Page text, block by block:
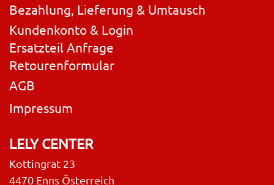
Bezahlung, Lieferung & Umtausch
Kundenkonto & Login
Ersatzteil Anfrage
Retourenformular
AGB
Impressum
LELY CENTER
Kottingrat 23
4470 Enns Österreich